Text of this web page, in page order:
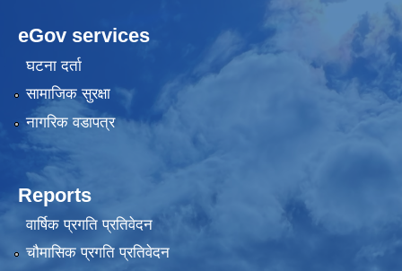
eGov services
घटना दर्ता
सामाजिक सुरक्षा
नागरिक वडापत्र
Reports
वार्षिक प्रगति प्रतिवेदन
चौमासिक प्रगति प्रतिवेदन